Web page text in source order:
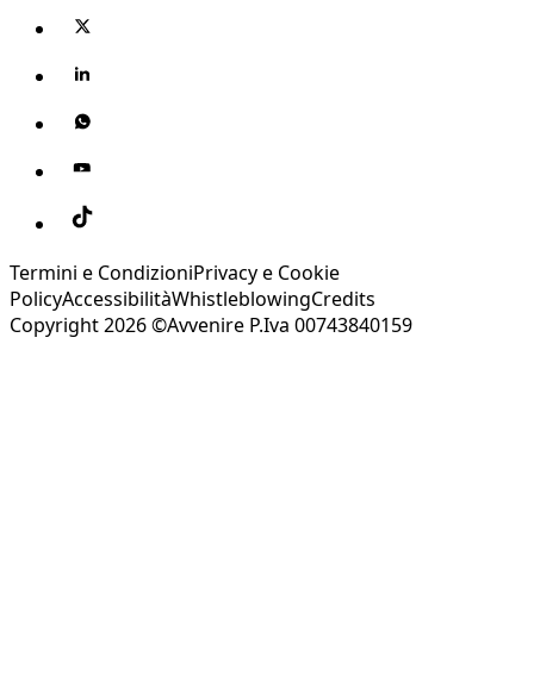
Termini e CondizioniPrivacy e Cookie
PolicyAccessibilitàWhistleblowingCredits
Copyright 2026 ©Avvenire P.Iva 00743840159